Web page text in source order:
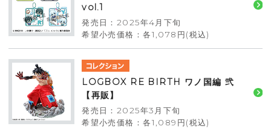
vol.1
発売日：2025年4月下旬
希望小売価格：各1,078円(税込)
LOGBOX RE BIRTH ワノ国編 弐
【再販】
発売日：2025年3月下旬
希望小売価格：各1,089円(税込)